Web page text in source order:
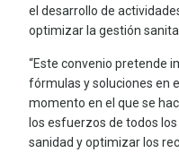
el desarrollo de
optimizar la gestión
“Este convenio pretende
fórmulas y soluciones en
momento en el que se
los esfuerzos de todos
sanidad y optimizar los